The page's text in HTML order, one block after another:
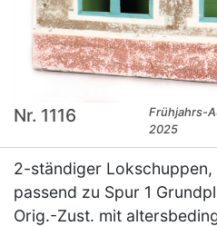
Nr. 1116
Frühjahrs-
2025
2-ständiger
passend zu Spur 1
Orig.-Zust. mit